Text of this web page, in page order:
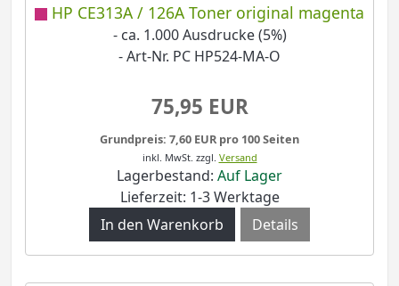
HP CE313A / 126A Toner original magenta
- ca. 1.000 Ausdrucke (5%)
- Art-Nr. PC HP524-MA-O
75,95 EUR
Grundpreis: 7,60 EUR pro 100 Seiten
inkl. MwSt. zzgl. Versand
Lagerbestand: Auf Lager
Lieferzeit: 1-3 Werktage
Details